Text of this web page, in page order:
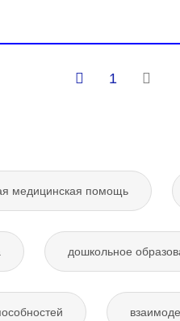
1
медицинская помощь
дошкольное